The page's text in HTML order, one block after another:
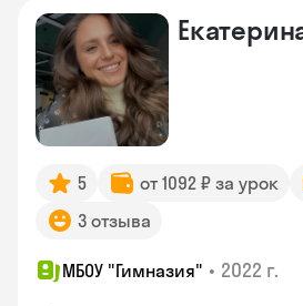
5 от 1092 ₽ за урок
3 отзыва
МБОУ "Гимназия" • 2022 г.